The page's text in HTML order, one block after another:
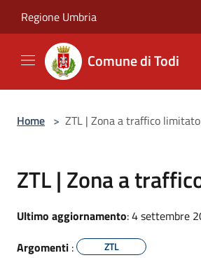
Regione Umbria
Comune di Todi
Home > ZTL | Zona a traffico limitato
ZTL | Zona a
Ultimo aggiornamento: 4 settembre
Argomenti : ZTL